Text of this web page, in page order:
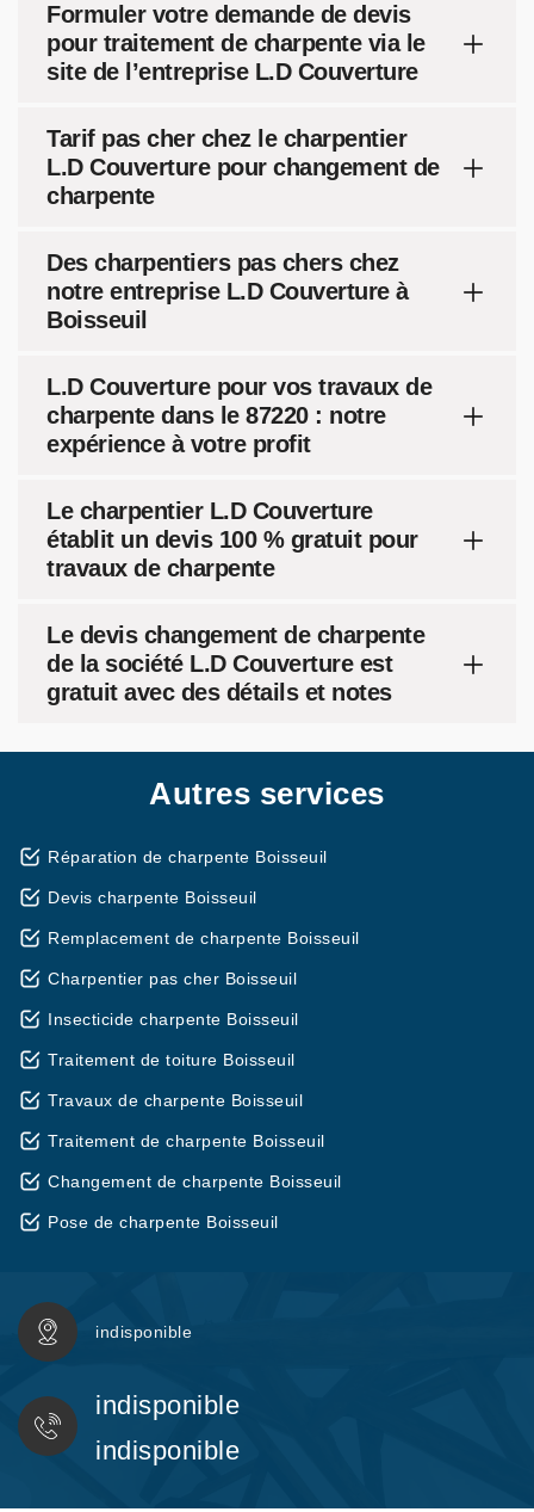
Formuler votre demande de devis
pour traitement de charpente via le
site de l’entreprise L.D Couverture
Tarif pas cher chez le charpentier
L.D Couverture pour changement de
charpente
Des charpentiers pas chers chez
notre entreprise L.D Couverture à
Boisseuil
L.D Couverture pour vos travaux de
charpente dans le 87220 : notre
expérience à votre profit
Le charpentier L.D Couverture
établit un devis 100 % gratuit pour
travaux de charpente
Le devis changement de charpente
de la société L.D Couverture est
gratuit avec des détails et notes
Autres services
Réparation de charpente Boisseuil
Devis charpente Boisseuil
Remplacement de charpente Boisseuil
Charpentier pas cher Boisseuil
Insecticide charpente Boisseuil
Traitement de toiture Boisseuil
Travaux de charpente Boisseuil
Traitement de charpente Boisseuil
Changement de charpente Boisseuil
Pose de charpente Boisseuil
indisponible
indisponible
indisponible